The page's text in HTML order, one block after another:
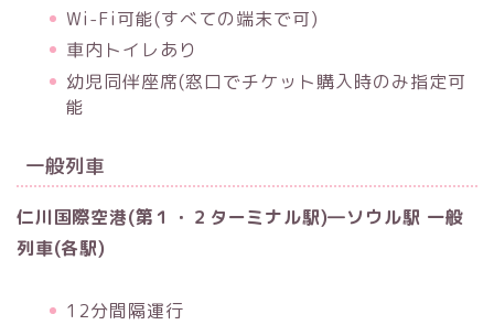
Wi-Fi可能(すべての端末で可)
車内トイレあり
幼児同伴座席(窓口でチケット購入時のみ指定可
能
一般列車
仁川国際空港(第１・２ターミナル駅)―ソウル駅 一般
列車(各駅)
12分間隔運行